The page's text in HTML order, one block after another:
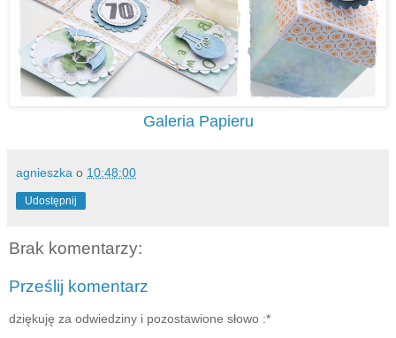
Galeria Papieru
agnieszka o 10:48:00
Udostępnij
Brak komentarzy:
Prześlij komentarz
dziękuję za odwiedziny i pozostawione słowo :*